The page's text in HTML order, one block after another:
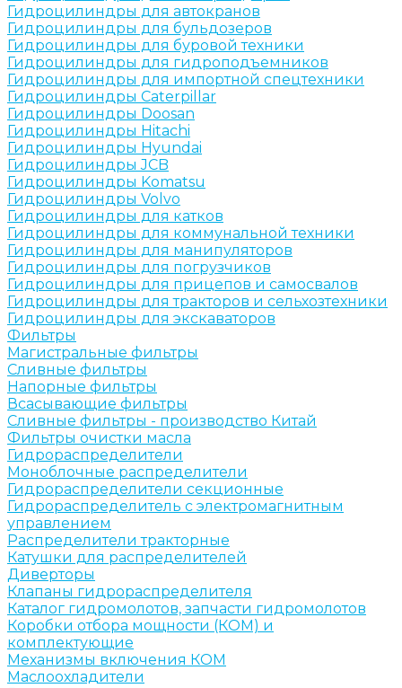
Гидроцилиндры для автокранов
Гидроцилиндры для бульдозеров
Гидроцилиндры для буровой техники
Гидроцилиндры для гидроподъемников
Гидроцилиндры для импортной спецтехники
Гидроцилиндры Caterpillar
Гидроцилиндры Doosan
Гидроцилиндры Hitachi
Гидроцилиндры Hyundai
Гидроцилиндры JCB
Гидроцилиндры Komatsu
Гидроцилиндры Volvo
Гидроцилиндры для катков
Гидроцилиндры для коммунальной техники
Гидроцилиндры для манипуляторов
Гидроцилиндры для погрузчиков
Гидроцилиндры для прицепов и самосвалов
Гидроцилиндры для тракторов и сельхозтехники
Гидроцилиндры для экскаваторов
Фильтры
Магистральные фильтры
Сливные фильтры
Напорные фильтры
Всасывающие фильтры
Сливные фильтры - производство Китай
Фильтры очистки масла
Гидрораспределители
Моноблочные распределители
Гидрораспределители секционные
Гидрораспределитель с электромагнитным
управлением
Распределители тракторные
Катушки для распределителей
Диверторы
Клапаны гидрораспределителя
Каталог гидромолотов, запчасти гидромолотов
Коробки отбора мощности (КОМ) и
комплектующие
Механизмы включения КОМ
Маслоохладители